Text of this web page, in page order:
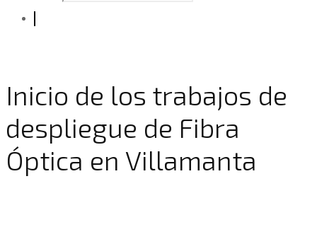
Inicio de los trabajos de
despliegue de Fibra
Óptica en Villamanta